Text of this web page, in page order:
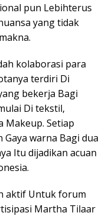
pun Lebihterus
yang tidak
kolaborasi para
terdiri Di
bekerja Bagi
Di tekstil,
Makeup. Setiap
warna Bagi dua
Itu dijadikan acuan
aktif Untuk forum
Martha Tilaar